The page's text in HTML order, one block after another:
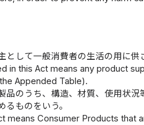
して一般消費者の生活の用に供
in this Act means any product
Appended Table).
品のうち、構造、材質、使用状
ものをいう。
Consumer Products that